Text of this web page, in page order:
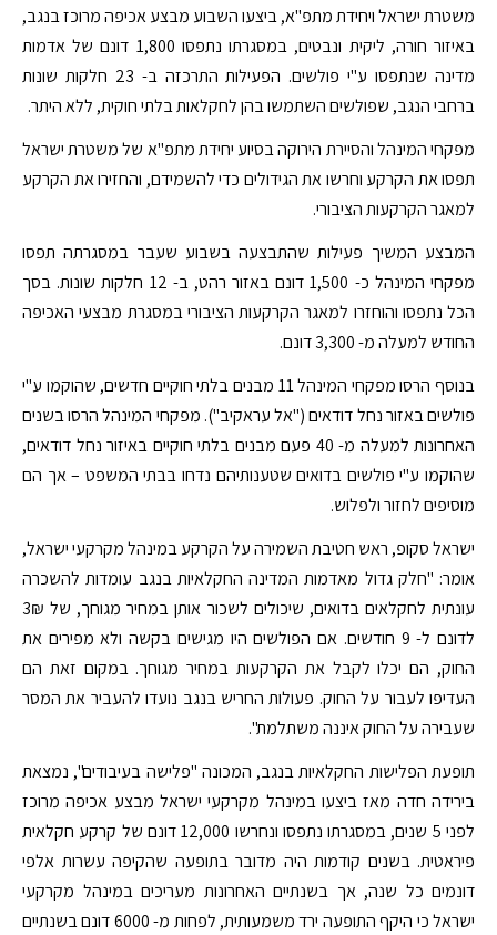
משטרת ישראל ויחידת מתפ"א, ביצעו השבוע מבצע אכיפה מרוכז בנגב,
באיזור חורה, ליקית ונבטים, במסגרתו נתפסו 1,800 דונם של אדמות
מדינה שנתפסו ע"י פולשים. הפעילות התרכזה ב- 23 חלקות שונות
ברחבי הנגב, שפולשים השתמשו בהן לחקלאות בלתי חוקית, ללא היתר.
מפקחי המינהל והסיירת הירוקה בסיוע יחידת מתפ"א של משטרת ישראל
תפסו את הקרקע וחרשו את הגידולים כדי להשמידם, והחזירו את הקרקע
למאגר הקרקעות הציבורי.
המבצע המשיך פעילות שהתבצעה בשבוע שעבר במסגרתה תפסו
מפקחי המינהל כ- 1,500 דונם באזור רהט, ב- 12 חלקות שונות. בסך
הכל נתפסו והוחזרו למאגר הקרקעות הציבורי במסגרת מבצעי האכיפה
החודש למעלה מ- 3,300 דונם.
בנוסף הרסו מפקחי המינהל 11 מבנים בלתי חוקיים חדשים, שהוקמו ע"י
פולשים באזור נחל דודאים ("אל עראקיב"). מפקחי המינהל הרסו בשנים
האחרונות למעלה מ- 40 פעם מבנים בלתי חוקיים באיזור נחל דודאים,
שהוקמו ע"י פולשים בדואים שטענותיהם נדחו בבתי המשפט – אך הם
מוסיפים לחזור ולפלוש.
ישראל סקופ, ראש חטיבת השמירה על הקרקע במינהל מקרקעי ישראל,
אומר: "חלק גדול מאדמות המדינה החקלאיות בנגב עומדות להשכרה
עונתית לחקלאים בדואים, שיכולים לשכור אותן במחיר מגוחך, של 3₪
לדונם ל- 9 חודשים. אם הפולשים היו מגישים בקשה ולא מפירים את
החוק, הם יכלו לקבל את הקרקעות במחיר מגוחך. במקום זאת הם
העדיפו לעבור על החוק. פעולות החריש בנגב נועדו להעביר את המסר
שעבירה על החוק איננה משתלמת".
תופעת הפלישות החקלאיות בנגב, המכונה "פלישה בעיבודים", נמצאת
בירידה חדה מאז ביצעו במינהל מקרקעי ישראל מבצע אכיפה מרוכז
לפני 5 שנים, במסגרתו נתפסו ונחרשו 12,000 דונם של קרקע חקלאית
פיראטית. בשנים קודמות היה מדובר בתופעה שהקיפה עשרות אלפי
דונמים כל שנה, אך בשנתיים האחרונות מעריכים במינהל מקרקעי
ישראל כי היקף התופעה ירד משמעותית, לפחות מ- 6000 דונם בשנתיים